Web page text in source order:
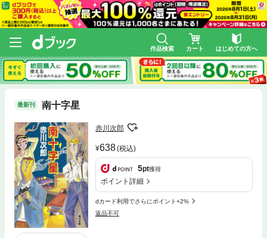
作品検索 カート はじめての方へ
最新刊 南十字星
赤川次郎
638(税込)
5pt獲得
ポイント詳細
dカード利用でさらにポイント+2%
返品不可